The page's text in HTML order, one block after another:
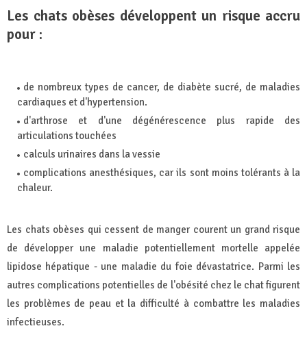
Les chats obèses développent un risque accru
pour :
de nombreux types de cancer, de diabète sucré, de maladies
cardiaques et d'hypertension.
d'arthrose et d'une dégénérescence plus rapide des
articulations touchées
calculs urinaires dans la vessie
complications anesthésiques, car ils sont moins tolérants à la
chaleur.
Les chats obèses qui cessent de manger courent un grand risque
de développer une maladie potentiellement mortelle appelée
lipidose hépatique - une maladie du foie dévastatrice. Parmi les
autres complications potentielles de l'obésité chez le chat figurent
les problèmes de peau et la difficulté à combattre les maladies
infectieuses.